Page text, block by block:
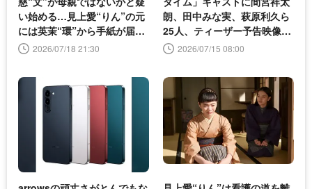
い始める…見上愛“りん”の元
には英茉“環”から手紙が届く
＜来週の風、薫る＞
2026/07/18 21:30
朗、田中みな実、萩原利久ら
25人、ティーザー予告映像も
解禁2026/07/15 08:00